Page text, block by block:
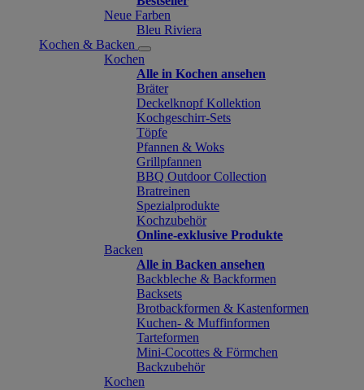
Neue Farben
Bleu Riviera
Kochen & Backen
Kochen
Alle in Kochen ansehen
Bräter
Deckelknopf Kollektion
Kochgeschirr-Sets
Töpfe
Pfannen & Woks
Grillpfannen
BBQ Outdoor Collection
Bratreinen
Spezialprodukte
Kochzubehör
Online-exklusive Produkte
Backen
Alle in Backen ansehen
Backbleche & Backformen
Backsets
Brotbackformen & Kastenformen
Kuchen- & Muffinformen
Tarteformen
Mini-Cocottes & Förmchen
Backzubehör
Kochen